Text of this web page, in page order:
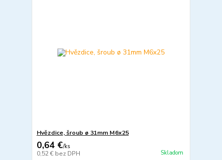
Hvězdice, šroub ø 31mm M6x25
0,64 €/ks
0,52 € bez DPH Skladom